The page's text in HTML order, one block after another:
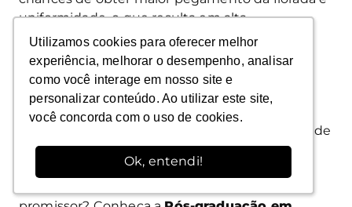
Utilizamos cookies para oferecer melhor
experiência, melhorar o desempenho, analisar
como você interage em nosso site e
personalizar conteúdo. Ao utilizar este site,
você concorda com o uso de cookies.
Ok, entendi!
Utilizamos cookies para oferecer melhor
experiência, melhorar o desempenho, analisar
como você interage em nosso site e
personalizar conteúdo. Ao utilizar este site,
você concorda com o uso de cookies.
Ok, entendi!
uniformidade, o que resulta em alta
produtividade e qualidade de grão superior.
Assim, acompanhar o calendário da florada e
adotar práticas de manejo integradas não é
apenas uma recomendação técnica, mas uma
estratégia decisiva para garantir competitividade
no mercado de café.